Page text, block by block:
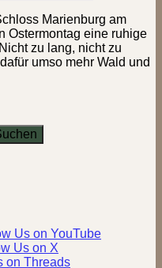
Marienburg am
Ostermontag eine ruhige
zu lang, nicht zu
umso mehr Wald und